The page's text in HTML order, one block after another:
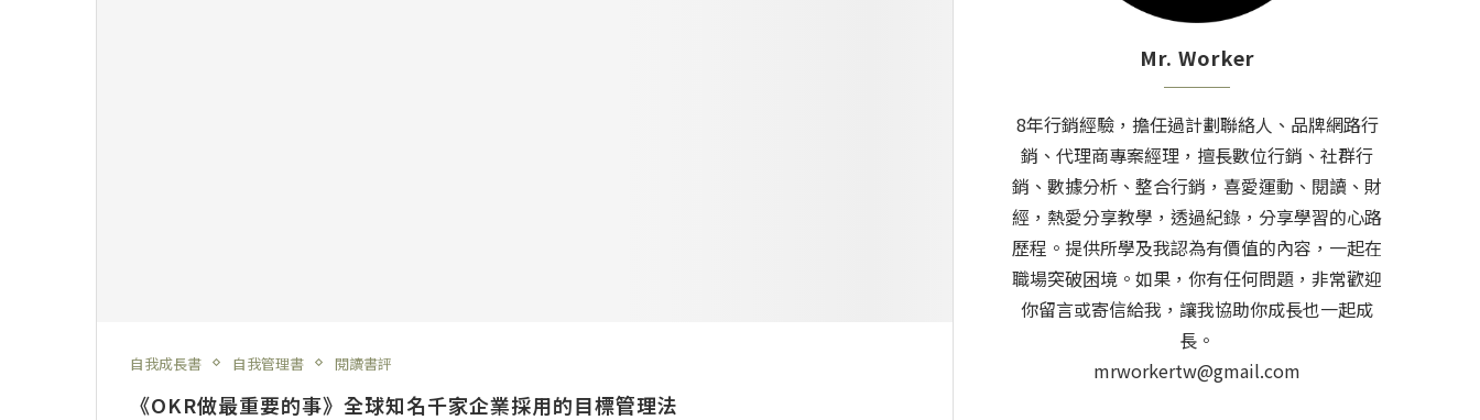
自我成長書 自我管理書 閱讀書評
《OKR做最重要的事》全球知名千家企業採用的目標管理法
Mr. Worker
8年行銷經驗，擔任過計劃聯絡人、品牌網路行
銷、代理商專案經理，擅長數位行銷、社群行
銷、數據分析、整合行銷，喜愛運動、閱讀、財
經，熱愛分享教學，透過紀錄，分享學習的心路
歷程。提供所學及我認為有價值的內容，一起在
職場突破困境。如果，你有任何問題，非常歡迎
你留言或寄信給我，讓我協助你成長也一起成
長。
mrworkertw@gmail.com